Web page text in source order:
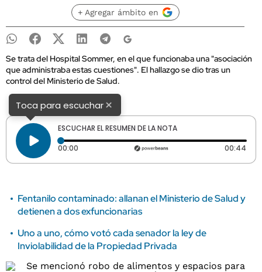
+ Agregar ámbito en
Se trata del Hospital Sommer, en el que funcionaba una "asociación
que administraba estas cuestiones". El hallazgo se dio tras un
control del Ministerio de Salud.
Toca para escuchar×
ESCUCHAR EL RESUMEN DE LA NOTA
00:00 Tiempo transcurrido: 0 segundos 00:44
Fentanilo contaminado: allanan el Ministerio de Salud y
detienen a dos exfuncionarias
Uno a uno, cómo votó cada senador la ley de
Inviolabilidad de la Propiedad Privada